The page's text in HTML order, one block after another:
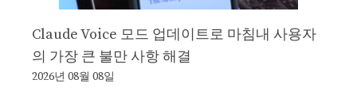
Claude Voice 모드 업데이트로 마침내 사용자
의 가장 큰 불만 사항 해결
2026년 08월 08일